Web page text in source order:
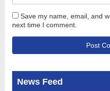
Save my name, email, and
next time I comment.
News Feed